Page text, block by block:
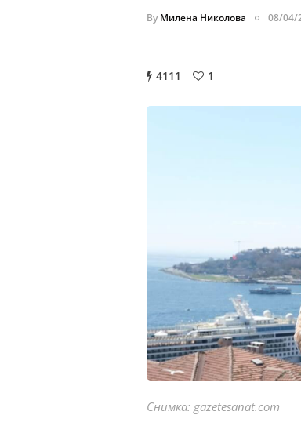
By Милена Николова 08/04/
4111 1
Снимка: gazetesanat.com